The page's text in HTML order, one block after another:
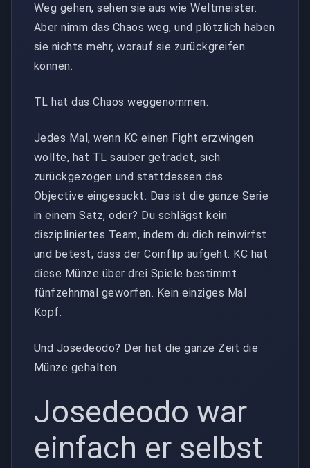
Weg gehen, sehen sie aus wie Weltmeister.
Aber nimm das Chaos weg, und plötzlich haben
sie nichts mehr, worauf sie zurückgreifen
können.
TL hat das Chaos weggenommen.
Jedes Mal, wenn KC einen Fight erzwingen
wollte, hat TL sauber getradet, sich
zurückgezogen und stattdessen das
Objective eingesackt. Das ist die ganze Serie
in einem Satz, oder? Du schlägst kein
diszipliniertes Team, indem du dich reinwirfst
und betest, dass der Coinflip aufgeht. KC hat
diese Münze über drei Spiele bestimmt
fünfzehnmal geworfen. Kein einziges Mal
Kopf.
Und Josedeodo? Der hat die ganze Zeit die
Münze gehalten.
Josedeodo war
einfach er selbst